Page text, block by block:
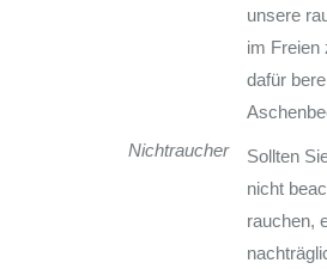
Nichtraucher
unsere
im Freien
dafür
Sollten
nicht
rauchen,